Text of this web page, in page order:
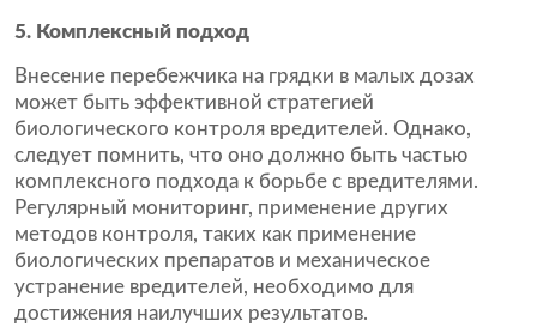
5. Комплексный подход
Внесение перебежчика на грядки в малых дозах
может быть эффективной стратегией
биологического контроля вредителей. Однако,
следует помнить, что оно должно быть частью
комплексного подхода к борьбе с вредителями.
Регулярный мониторинг, применение других
методов контроля, таких как применение
биологических препаратов и механическое
устранение вредителей, необходимо для
достижения наилучших результатов.